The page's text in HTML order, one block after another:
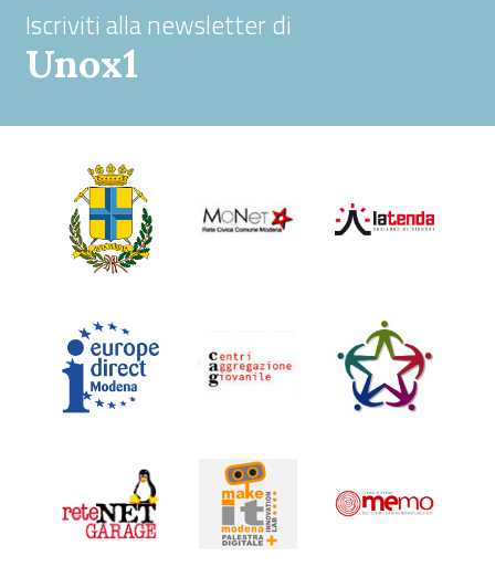
Iscriviti alla newsletter di
Unox1